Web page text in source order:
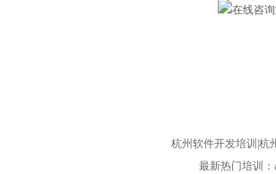
杭州软件开发培训|杭
最新热门培训：